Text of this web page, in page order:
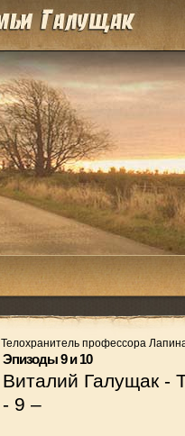
Телохранитель профессора
Эпизоды 9 и 10
Виталий Галущак -
- 9 –